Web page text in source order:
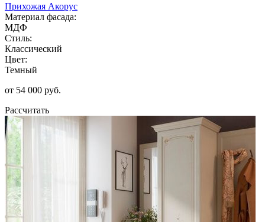
Прихожая Акорус
Материал фасада:
МДФ
Стиль:
Классический
Цвет:
Темный
от 54 000 руб.
Рассчитать